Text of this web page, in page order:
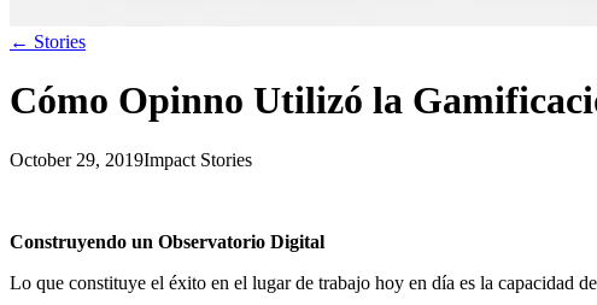
← Stories
Cómo Opinno Utilizó la
October 29, 2019Impact Stories
Construyendo un Observatorio Digital
Lo que constituye el éxito en el lugar de trabajo hoy en día es la capacidad